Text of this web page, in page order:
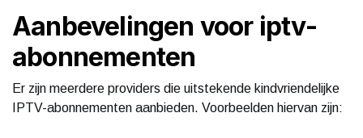
Aanbevelingen voor iptv-
abonnementen
Er zijn meerdere providers die uitstekende kindvriendelijke
IPTV-abonnementen aanbieden. Voorbeelden hiervan zijn: